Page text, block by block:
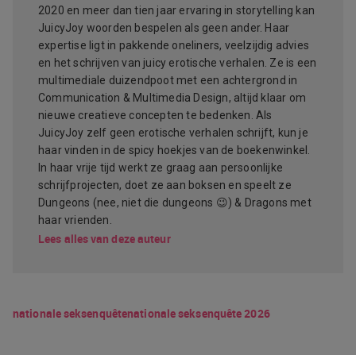
2020 en meer dan tien jaar ervaring in storytelling kan
JuicyJoy woorden bespelen als geen ander. Haar
expertise ligt in pakkende oneliners, veelzijdig advies
en het schrijven van juicy erotische verhalen. Ze is een
multimediale duizendpoot met een achtergrond in
Communication & Multimedia Design, altijd klaar om
nieuwe creatieve concepten te bedenken. Als
JuicyJoy zelf geen erotische verhalen schrijft, kun je
haar vinden in de spicy hoekjes van de boekenwinkel.
In haar vrije tijd werkt ze graag aan persoonlijke
schrijfprojecten, doet ze aan boksen en speelt ze
Dungeons (nee, niet die dungeons 😉) & Dragons met
haar vrienden.
Lees alles van deze auteur
nationale seksenquêtenationale seksenquête 2026